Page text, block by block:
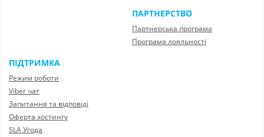
ПАРТНЕРСТВО
Партнерська програма
Програма лояльності
ПІДТРИМКА
Режим роботи
Viber чат
Запитання та відповіді
Оферта хостингу
SLA Угода